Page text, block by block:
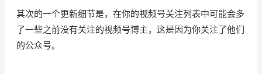
其次的一个更新细节是，在你的视频号关注列表中可能会多
了一些之前没有关注的视频号博主，这是因为你关注了他们
的公众号。